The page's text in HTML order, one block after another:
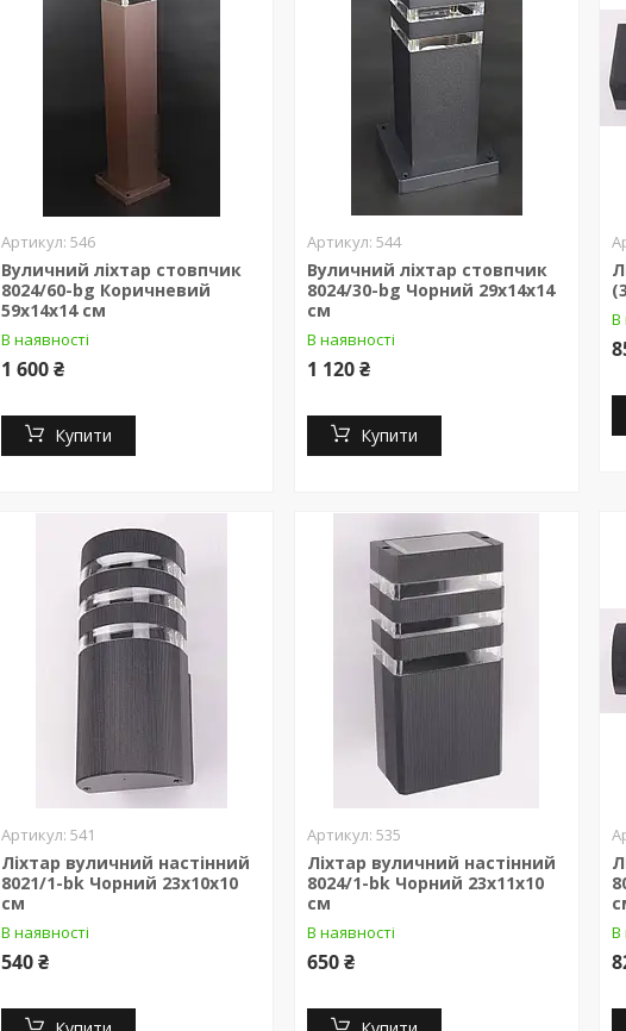
546
Вуличний ліхтар стовпчик
8024/60-bg Коричневий
59х14х14 см
В наявності
1 600 ₴
Купити
544
Вуличний ліхтар стовпчик
8024/30-bg Чорний 29х14х14
см
В наявності
1 120 ₴
Купити
В
541
Ліхтар вуличний настінний
8021/1-bk Чорний 23х10х10
см
В наявності
540 ₴
535
Ліхтар вуличний настінний
8024/1-bk Чорний 23х11х10
см
В наявності
650 ₴
В